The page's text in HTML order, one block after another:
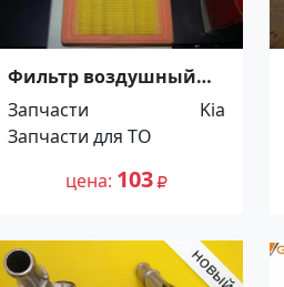
Фильтр воздушный
KIA RIO 1-2 Краснодар
Запчасти
Kia
Запчасти для ТО
цена 103